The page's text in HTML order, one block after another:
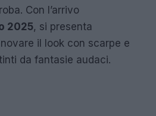
Con l’arrivo
2025, si presenta
il look con scarpe e
da fantasie audaci.